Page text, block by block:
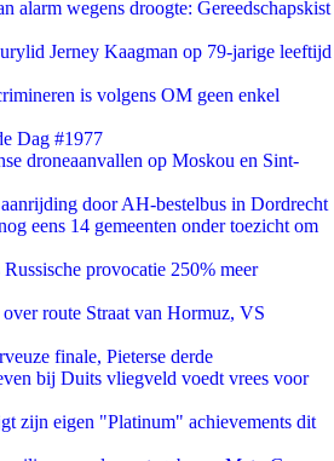
alarm wegens droogte: Gereedschapskist
Jerney Kaagman op 79-jarige leeftijd
is volgens OM geen enkel
Dag #1977
droneaanvallen op Moskou en Sint-
door AH-bestelbus in Dordrecht
eens 14 gemeenten onder toezicht om
provocatie 250% meer
route Straat van Hormuz, VS
finale, Pieterse derde
bij Duits vliegveld voedt vrees voor
zijn eigen "Platinum" achievements dit